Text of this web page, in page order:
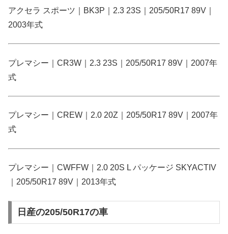
アクセラ スポーツ｜BK3P｜2.3 23S｜205/50R17 89V｜
2003年式
プレマシー｜CR3W｜2.3 23S｜205/50R17 89V｜2007年
式
プレマシー｜CREW｜2.0 20Z｜205/50R17 89V｜2007年
式
プレマシー｜CWFFW｜2.0 20S L パッケージ SKYACTIV
｜205/50R17 89V｜2013年式
日産の205/50R17の車